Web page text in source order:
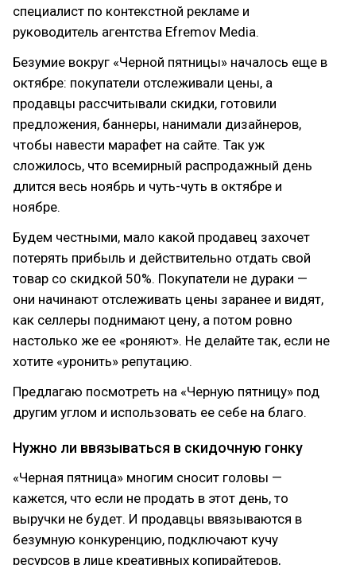
специалист по контекстной рекламе и
руководитель агентства Efremov Media.
Безумие вокруг «Черной пятницы» началось еще в
октябре: покупатели отслеживали цены, а
продавцы рассчитывали скидки, готовили
предложения, баннеры, нанимали дизайнеров,
чтобы навести марафет на сайте. Так уж
сложилось, что всемирный распродажный день
длится весь ноябрь и чуть-чуть в октябре и
ноябре.
Будем честными, мало какой продавец захочет
потерять прибыль и действительно отдать свой
товар со скидкой 50%. Покупатели не дураки —
они начинают отслеживать цены заранее и видят,
как селлеры поднимают цену, а потом ровно
настолько же ее «роняют». Не делайте так, если не
хотите «уронить» репутацию.
Предлагаю посмотреть на «Черную пятницу» под
другим углом и использовать ее себе на благо.
Нужно ли ввязываться в скидочную гонку
«Черная пятница» многим сносит головы —
кажется, что если не продать в этот день, то
выручки не будет. И продавцы ввязываются в
безумную конкуренцию, подключают кучу
ресурсов в лице креативных копирайтеров,